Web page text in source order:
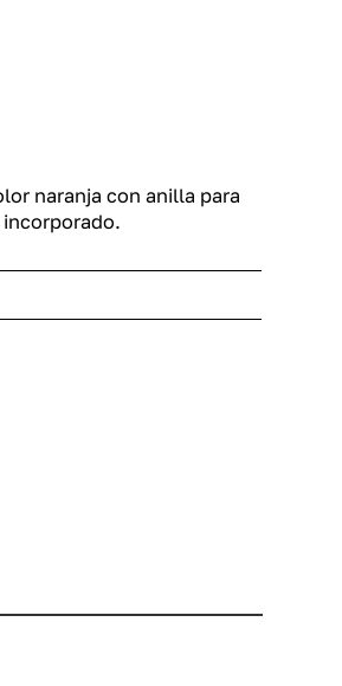
naranja con anilla para